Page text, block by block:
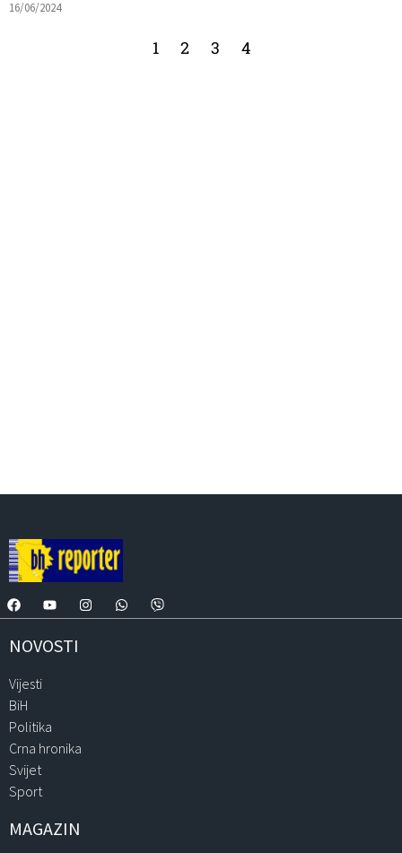
16/06/2024
1 2 3 4
NOVOSTI
Vijesti
BiH
Politika
Crna hronika
Svijet
Sport
MAGAZIN